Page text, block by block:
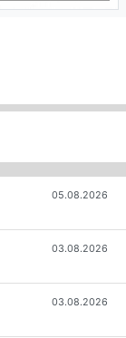
05.08.2026
03.08.2026
03.08.2026